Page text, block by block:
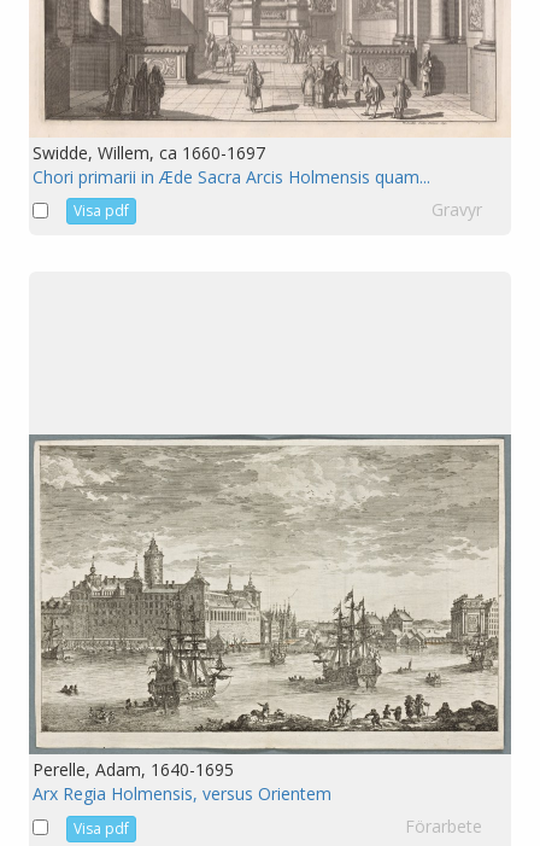
Swidde, Willem, ca 1660-1697
Chori primarii in Æde Sacra Arcis Holmensis quam...
Visa pdf Gravyr
Perelle, Adam, 1640-1695
Arx Regia Holmensis, versus Orientem
Visa pdf Förarbete